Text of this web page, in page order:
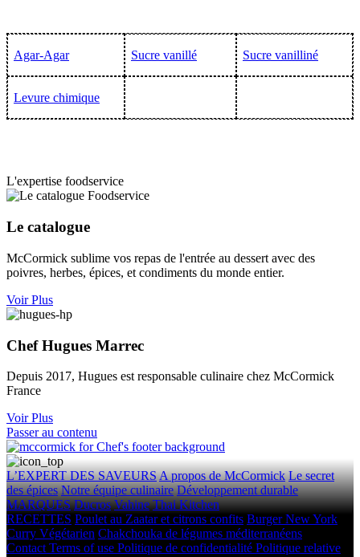
Agar-Agar Sucre vanillé Sucre vanilliné
Levure chimique
L'expertise foodservice
Le catalogue
McCormick sublime vos repas de l'entrée au dessert avec des
poivres, herbes, épices, et condiments du monde entier.
Voir Plus
Chef Hugues Marrec​
Depuis 2017, Hugues est responsable culinaire chez McCormick
France
Voir Plus
Passer au contenu
L’EXPERT DES SAVEURSA propos de McCormick Le secret
des épices Notre équipe culinaire Développement durable
MARQUES Ducros Vahine Thai Kitchen
RECETTES Poulet au Zaatar et citrons confits Burger New York
Curry Végétarien Chakchouka de légumes méditerranéens
Contact Terms of use Politique de confidentialité Politique relative